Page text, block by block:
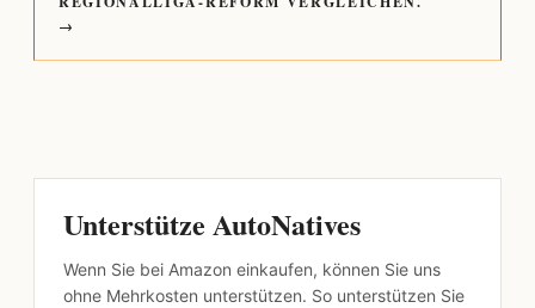
→
Unterstütze AutoNatives
Wenn Sie bei Amazon einkaufen, können Sie uns
ohne Mehrkosten unterstützen. So unterstützen Sie